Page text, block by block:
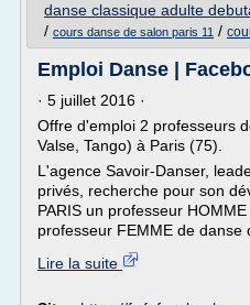
danse classique adulte
/ cours danse de salon paris 11 /
Emploi Danse |
· 5 juillet 2016 ·
Offre d'emploi 2 professeurs
Valse, Tango) à Paris (75).
L'agence Savoir-Danser,
privés, recherche pour son
PARIS un professeur
professeur FEMME de danse
Lire la suite